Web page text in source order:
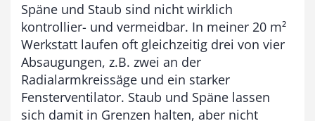
b
i
s
9
3
Späne und Staub sind nicht wirklich
kontrollier- und vermeidbar. In meiner 20 m²
Werkstatt laufen oft gleichzeitig drei von vier
Absaugungen, z.B. zwei an der
Radialarmkreissäge und ein starker
Fensterventilator. Staub und Späne lassen
sich damit in Grenzen halten, aber nicht